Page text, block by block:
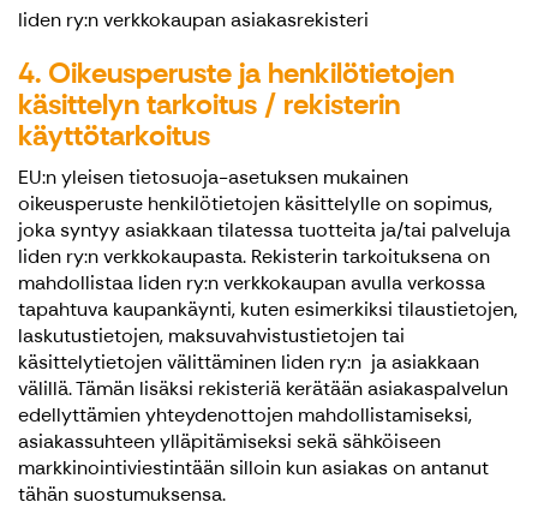
Iiden ry:n verkkokaupan asiakasrekisteri
4. Oikeusperuste ja henkilötietojen
käsittelyn tarkoitus / rekisterin
käyttötarkoitus
EU:n yleisen tietosuoja-asetuksen mukainen
oikeusperuste henkilötietojen käsittelylle on sopimus,
joka syntyy asiakkaan tilatessa tuotteita ja/tai palveluja
Iiden ry:n verkkokaupasta. Rekisterin tarkoituksena on
mahdollistaa Iiden ry:n verkkokaupan avulla verkossa
tapahtuva kaupankäynti, kuten esimerkiksi tilaustietojen,
laskutustietojen, maksuvahvistustietojen tai
käsittelytietojen välittäminen Iiden ry:n ja asiakkaan
välillä. Tämän lisäksi rekisteriä kerätään asiakaspalvelun
edellyttämien yhteydenottojen mahdollistamiseksi,
asiakassuhteen ylläpitämiseksi sekä sähköiseen
markkinointiviestintään silloin kun asiakas on antanut
tähän suostumuksensa.